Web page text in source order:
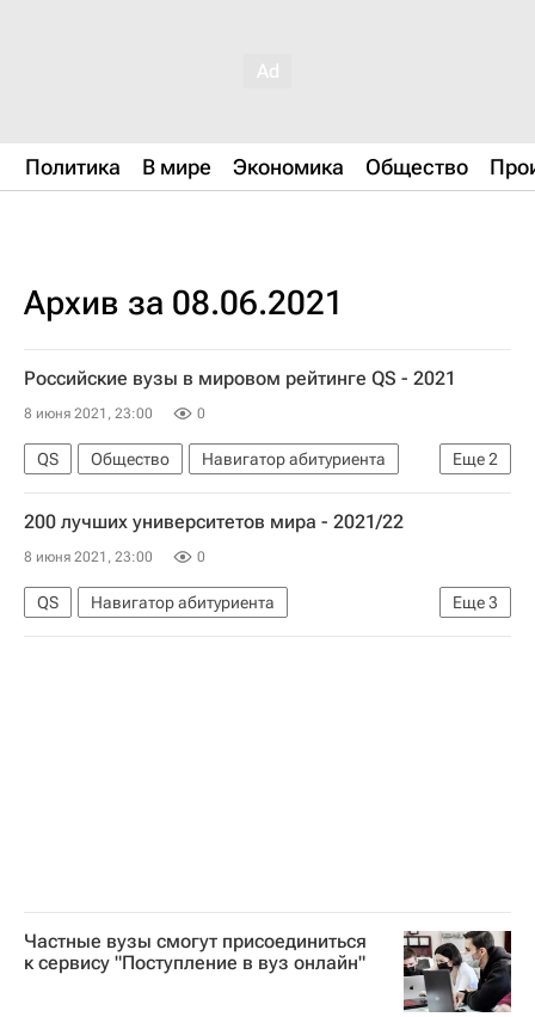
Политика В мире Экономика Общество
Архив за 08.06.2021
Российские вузы в мировом рейтинге QS - 2021
8 июня 2021, 23:00 0
Еще2
QS Общество
Навигатор абитуриента
Цифры, которые говорят
МГУ имени М. В. Ломоносова
200 лучших университетов мира - 2021/22
8 июня 2021, 23:00 0
Еще3
QS
Навигатор абитуриента
Цифры, которые говорят
Общество
Частные вузы смогут присоединиться
к сервису "Поступление в вуз онлайн"